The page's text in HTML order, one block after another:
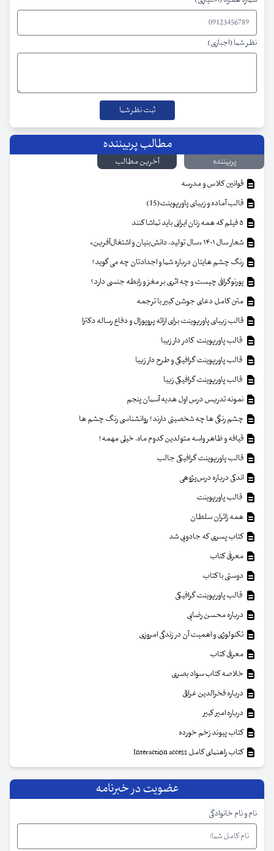
نظر شما (اجباری)
مطالب پربیننده
پربیننده
آخرین مطالب
قوانین کلاس و مدرسه
قالب آماده و زیبای پاورپوینت(15)
شعار سال ۱۴۰۱ «سال تولید، دانش‌بنیان و اشتغال‌آفرین»
رنگ چشم هایتان درباره شما و اجدادتان چه می گوید؟
پورنوگرافی چیست و چه اثری بر مغز و رابطه جنسی دارد؟
متن کامل دعای جوشن کبیر با ترجمه
قالب زیبای پاورپوینت برای ارائه پروپوزال و دفاع رساله دکترا
قالب پاورپوینت کادر دار زیبا
قالب پاورپوینت گرافیکی و طرح دار زیبا
قالب پاورپوینت گرافیکی زیبا
نمونه تدریس درس اول هدیه آسمان پنجم
چشم رنگی ها چه شخصیتی دارند؟ روانشناسی رنگ چشم ها
قیافه و ظاهر واسه متولدین کدوم ماه، خیلی مهمه؟
قالب پاورپوینت گرافیکی جالب
اندکی درباره درس‌پژوهی
قالب پاورپوینت
همه زائران سلطان
کتاب پسری که جادویی شد
معرفی کتاب
دوستی با کتاب
قالب پاورپوینت گرافیکی
درباره محسن رضایی
تکنولوژی و اهمیت آن در زندگی امروزی
معرفی کتاب
خلاصه کتاب سواد بصری
درباره فخرالدین عراقی
درباره امیر کبیر
کتاب پیوند زخم خورده
کتاب راهنمای کامل Interaction access
عضویت در خبرنامه
نام و نام خانوادگی